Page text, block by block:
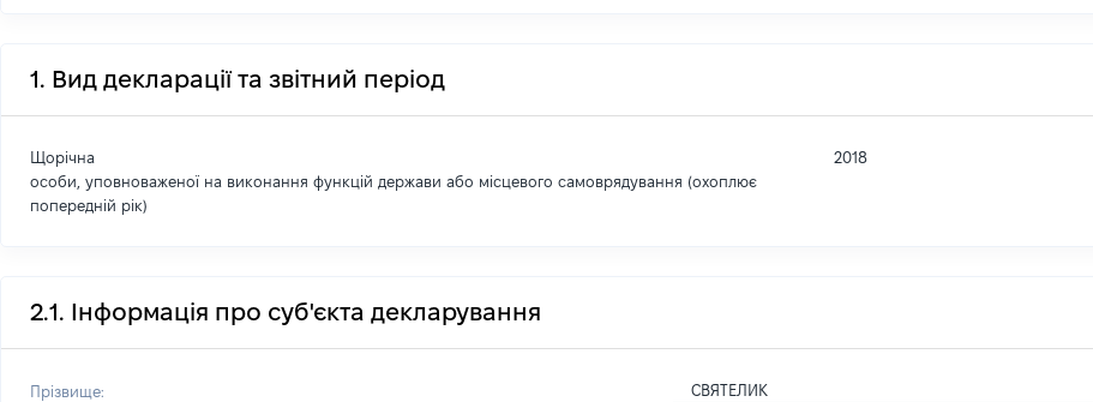
1. Вид декларації та звітний період
Щорічна
особи, уповноваженої на виконання функцій держави або місцевого самоврядування (охоплює
попередній рік)
2018
2.1. Інформація про суб'єкта декларування
Прізвище: СВЯТЕЛИК